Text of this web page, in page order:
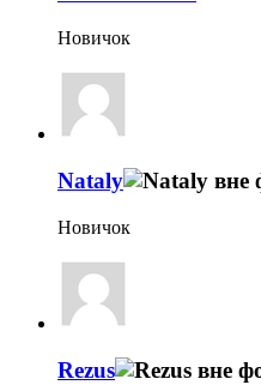
Новичок
Nataly
Новичок
Rezus